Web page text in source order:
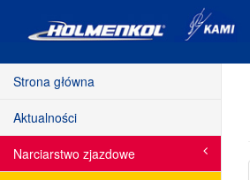
Strona główna
Aktualności
Narciarstwo zjazdowe